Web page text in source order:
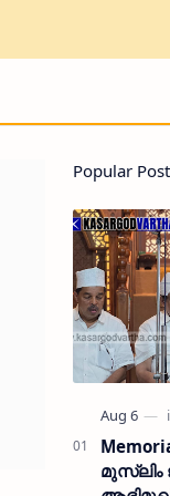
Popular
മുസ്ലിം